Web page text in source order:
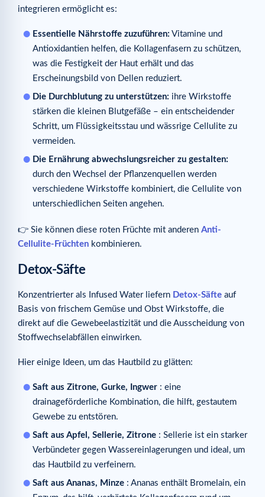
integrieren ermöglicht es:
Essentielle Nährstoffe zuzuführen: Vitamine und
Antioxidantien helfen, die Kollagenfasern zu schützen,
was die Festigkeit der Haut erhält und das
Erscheinungsbild von Dellen reduziert.
Die Durchblutung zu unterstützen: ihre Wirkstoffe
stärken die kleinen Blutgefäße – ein entscheidender
Schritt, um Flüssigkeitsstau und wässrige Cellulite zu
vermeiden.
Die Ernährung abwechslungsreicher zu gestalten:
durch den Wechsel der Pflanzenquellen werden
verschiedene Wirkstoffe kombiniert, die Cellulite von
unterschiedlichen Seiten angehen.
👉 Sie können diese roten Früchte mit anderen Anti-
Cellulite-Früchten kombinieren.
Detox-Säfte
Konzentrierter als Infused Water liefern Detox-Säfte auf
Basis von frischem Gemüse und Obst Wirkstoffe, die
direkt auf die Gewebeelastizität und die Ausscheidung von
Stoffwechselabfällen einwirken.
Hier einige Ideen, um das Hautbild zu glätten:
Saft aus Zitrone, Gurke, Ingwer : eine
drainageförderliche Kombination, die hilft, gestautem
Gewebe zu entstören.
Saft aus Apfel, Sellerie, Zitrone : Sellerie ist ein starker
Verbündeter gegen Wassereinlagerungen und ideal, um
das Hautbild zu verfeinern.
Saft aus Ananas, Minze : Ananas enthält Bromelain, ein